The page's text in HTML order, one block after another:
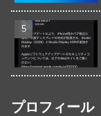
プロフィール